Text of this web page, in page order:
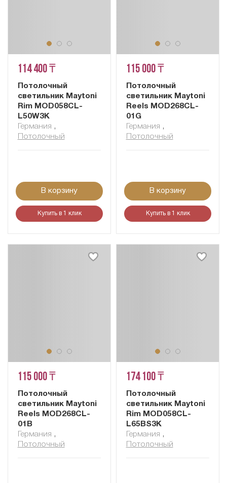
114 400 ₸
Потолочный
светильник Maytoni
Rim MOD058CL-
L50W3K
Германия ,
Потолочный
В корзину
Купить в 1 клик
115 000 ₸
Потолочный
светильник Maytoni
Reels MOD268CL-
01G
Германия ,
Потолочный
В корзину
Купить в 1 клик
115 000 ₸
Потолочный
светильник Maytoni
Reels MOD268CL-
01B
Германия ,
Потолочный
174 100 ₸
Потолочный
светильник Maytoni
Rim MOD058CL-
L65BS3K
Германия ,
Потолочный